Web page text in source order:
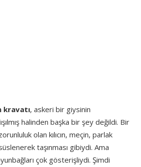
kravatı, askeri bir giysinin
halinden başka bir şey değildi. Bir
olan kılıcın, meçin, parlak
taşınması gibiydi. Ama
çok gösterişliydi. Şimdi